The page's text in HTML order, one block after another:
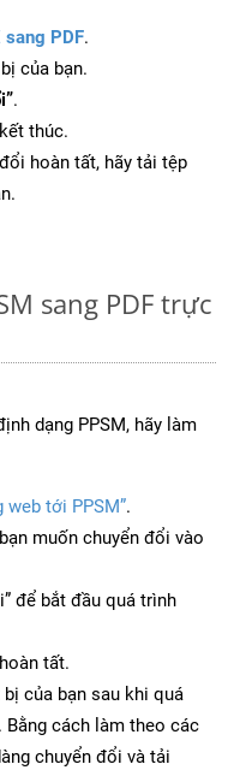
sang PDF.
của bạn.
.
thúc.
hoàn tất, hãy tải tệp
sang PDF trực
dạng PPSM, hãy làm
web tới PPSM”.
muốn chuyển đổi vào
để bắt đầu quá trình
tất.
của bạn sau khi quá
cách làm theo các
chuyển đổi và tải